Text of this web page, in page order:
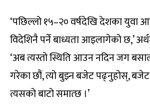
‘पछिल्लो १५–२० वर्षदेखि देशका युवा
विदेशिनै पर्ने बाध्यता आइलागेको छ,’
‘अब त्यस्तो स्थिति आउन नदिन जग
गरेका छौं, त्यो बुझ्न बजेट पढ्नुहोस्,
त्यसको बाटो समात्छ ।’